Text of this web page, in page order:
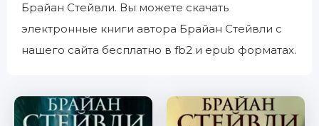
Брайан Стейвли. Вы можете скачать
электронные книги автора Брайан Стейвли с
нашего сайта бесплатно в fb2 и epub форматах.